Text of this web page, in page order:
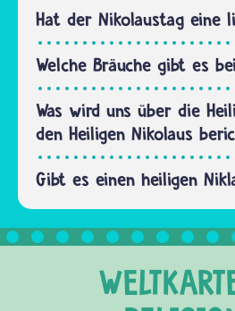
Hat der Nikolaustag eine
Welche Bräuche gibt es
Was wird uns über die
den Heiligen Nikolaus
Gibt es einen heiligen